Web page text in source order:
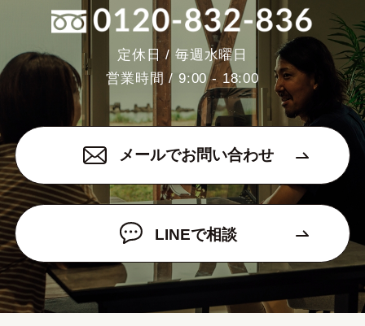
定休日 / 毎週水曜日
営業時間 / 9:00 - 18:00
メールでお問い合わせ
LINEで相談